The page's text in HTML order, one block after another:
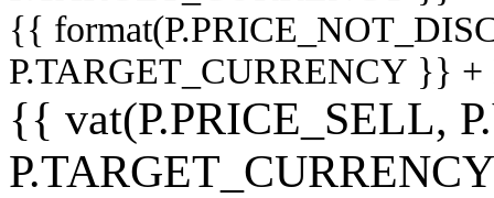
{{
P.TARGET_CURRENCY }}
{{ vat(P.PRICE_SELL,